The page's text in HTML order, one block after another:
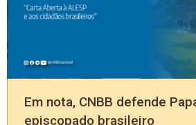
Em nota, CNBB defende
episcopado brasileiro